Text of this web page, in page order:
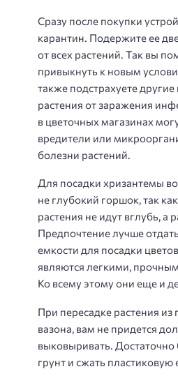
Сразу после покупки
карантин. Подержите ее
от всех растений. Так вы
привыкнуть к новым
также подстрахуете
растения от заражения
в цветочных магазинах
вредители или
болезни растений.
Для посадки хризантемы
не глубокий горшок, так
растения не идут вглубь, а
Предпочтение лучше
емкости для посадки
являются легкими,
Ко всему этому они еще и
При пересадке растения из
вазона, вам не придется
выковыривать. Достаточно
грунт и сжать пластиковую